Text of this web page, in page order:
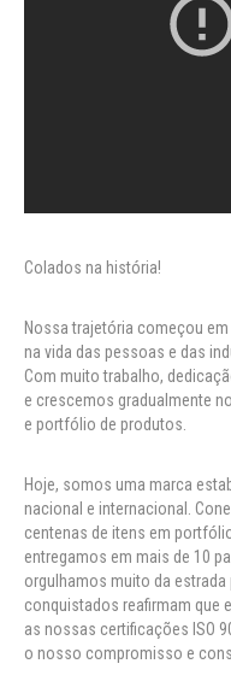
Colados na história!
Nossa trajetória começou
na vida das pessoas e das
Com muito trabalho,
e crescemos gradualmente
e portfólio de produtos.
Hoje, somos uma marca
nacional e internacional.
centenas de itens em
entregamos em mais de 10
orgulhamos muito da
conquistados reafirmam que
as nossas certificações ISO
o nosso compromisso e